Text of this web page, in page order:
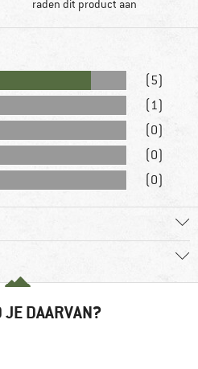
raden dit product aan
(5)
(1)
(0)
(0)
(0)
JE DAARVAN?